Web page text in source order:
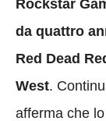
Rockstar
da quattro
Red Dead
West.
afferma che